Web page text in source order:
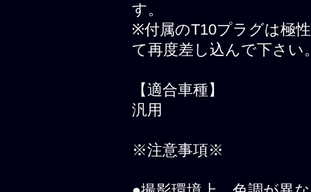
す。
※付属のT10プラグは極
て再度差し込んで下さい
【適合車種】
汎用
※注意事項※